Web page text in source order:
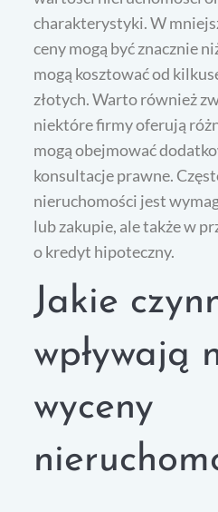
charakterystyki. W
ceny mogą być znacznie
mogą kosztować od
złotych. Warto również
niektóre firmy oferują
mogą obejmować
konsultacje prawne.
nieruchomości jest
lub zakupie, ale także w
o kredyt hipoteczny.
Jakie
wpływają
wyceny